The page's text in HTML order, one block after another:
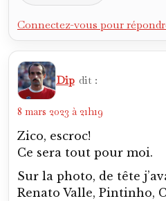
Connectez-vous pour
Dip dit :
8 mars 2023 à 21h19
Zico, escroc!
Ce sera tout pour moi.
Sur la photo, de tête
Renato Valle, Pintinho,